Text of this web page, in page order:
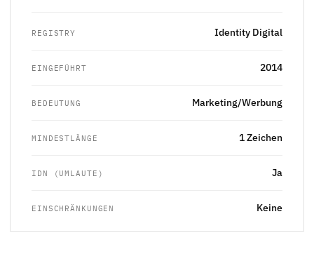
REGISTRY Identity Digital
EINGEFÜHRT 2014
BEDEUTUNG Marketing/Werbung
MINDESTLÄNGE 1 Zeichen
IDN (UMLAUTE) Ja
EINSCHRÄNKUNGEN Keine